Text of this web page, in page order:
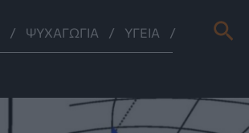
ΨΥΧΑΓΩΓΊΑ ΥΓΕΊΑ